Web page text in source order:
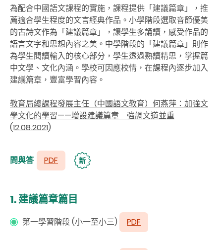
為配合中國語文課程的實施，課程提供「建議篇章」，推
薦適合學生程度的文言經典作品。小學階段選取音節優美
的古詩文作為「建議篇章」，讓學生多誦讀，感受作品的
語言文字和思想內容之美。中學階段的「建議篇章」則作
為學生閱讀輸入的核心部分，學生透過熟讀精思，掌握篇
中文學、文化內涵。學校可因應校情，在課程內逐步加入
建議篇章，豐富學習內容。
教育局總課程發展主任（中國語文教育）何燕萍：加強文
學文化的學習——增設建議篇章 強調文道並重
(12.08.2021)
問與答 PDF 新
1. 建議篇章篇目
第一學習階段 (小一至小三) PDF